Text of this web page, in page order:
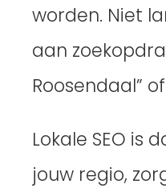
worden. Niet
aan
Roosendaal”
Lokale SEO is
jouw regio,